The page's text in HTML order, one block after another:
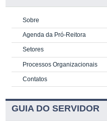
Sobre
Agenda da Pró-Reitora
Setores
Processos Organizacionais
Contatos
GUIA DO SERVIDOR